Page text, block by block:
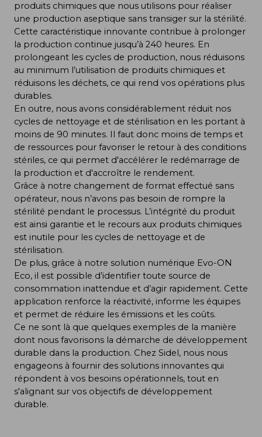
produits chimiques que nous utilisons pour réaliser
une production aseptique sans transiger sur la stérilité.
Cette caractéristique innovante contribue à prolonger
la production continue jusqu’à 240 heures. En
prolongeant les cycles de production, nous réduisons
au minimum l’utilisation de produits chimiques et
réduisons les déchets, ce qui rend vos opérations plus
durables.
En outre, nous avons considérablement réduit nos
cycles de nettoyage et de stérilisation en les portant à
moins de 90 minutes. Il faut donc moins de temps et
de ressources pour favoriser le retour à des conditions
stériles, ce qui permet d'accélérer le redémarrage de
la production et d'accroître le rendement.
Grâce à notre changement de format effectué sans
opérateur, nous n’avons pas besoin de rompre la
stérilité pendant le processus. L’intégrité du produit
est ainsi garantie et le recours aux produits chimiques
est inutile pour les cycles de nettoyage et de
stérilisation.
De plus, grâce à notre solution numérique Evo-ON
Eco, il est possible d’identifier toute source de
consommation inattendue et d’agir rapidement. Cette
application renforce la réactivité, informe les équipes
et permet de réduire les émissions et les coûts.
Ce ne sont là que quelques exemples de la manière
dont nous favorisons la démarche de développement
durable dans la production. Chez Sidel, nous nous
engageons à fournir des solutions innovantes qui
répondent à vos besoins opérationnels, tout en
s'alignant sur vos objectifs de développement
durable.